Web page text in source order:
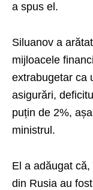
a spus el.
Siluanov a
mijloacele
extrabugetar ca
asigurări,
puțin de 2%,
ministrul.
El a adăugat
din Rusia au